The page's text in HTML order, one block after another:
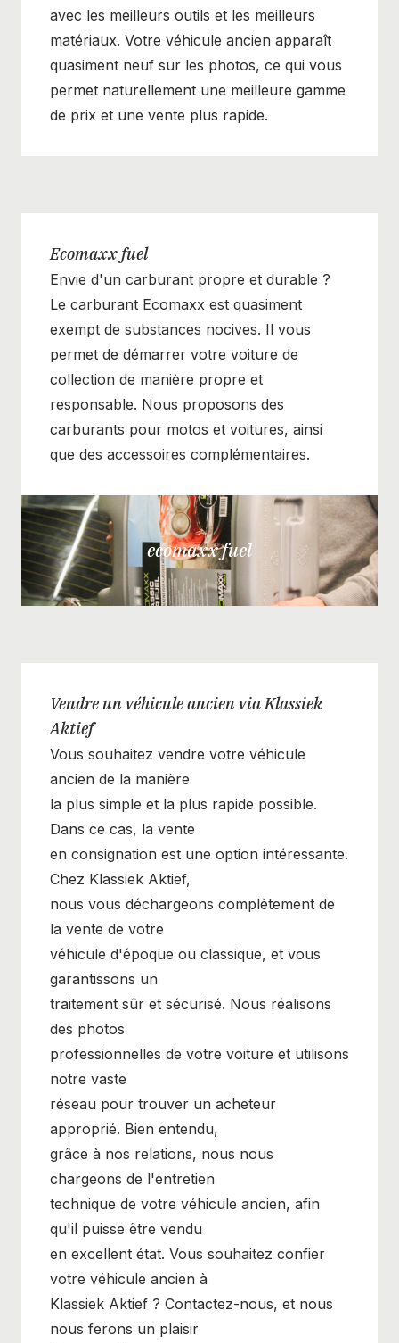
avec les meilleurs outils et les meilleurs
matériaux. Votre véhicule ancien apparaît
quasiment neuf sur les photos, ce qui vous
permet naturellement une meilleure gamme
de prix et une vente plus rapide.
Ecomaxx fuel
Envie d'un carburant propre et durable ?
Le carburant Ecomaxx est quasiment
exempt de substances nocives. Il vous
permet de démarrer votre voiture de
collection de manière propre et
responsable. Nous proposons des
carburants pour motos et voitures, ainsi
que des accessoires complémentaires.
ecomaxx fuel
Vendre un véhicule ancien via Klassiek
Aktief
Vous souhaitez vendre votre véhicule
ancien de la manière
la plus simple et la plus rapide possible.
Dans ce cas, la vente
en consignation est une option intéressante.
Chez Klassiek Aktief,
nous vous déchargeons complètement de
la vente de votre
véhicule d'époque ou classique, et vous
garantissons un
traitement sûr et sécurisé. Nous réalisons
des photos
professionnelles de votre voiture et utilisons
notre vaste
réseau pour trouver un acheteur
approprié. Bien entendu,
grâce à nos relations, nous nous
chargeons de l'entretien
technique de votre véhicule ancien, afin
qu'il puisse être vendu
en excellent état. Vous souhaitez confier
votre véhicule ancien à
Klassiek Aktief ? Contactez-nous, et nous
nous ferons un plaisir